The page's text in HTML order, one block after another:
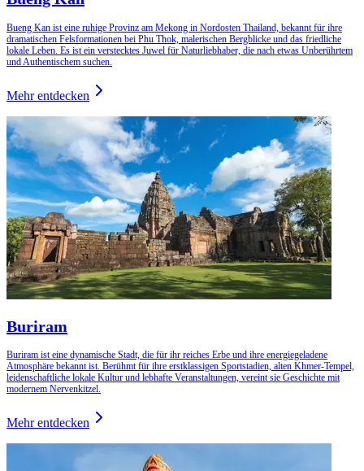
Bueng Kan ist eine ruhige Provinz am Mekong in Nordosten Thailand, bekannt für ihre
dramatischen Felsformationen bei Phu Thok, malerischen Bergblicke und das friedliche
lokale Leben. Es ist ein verstecktes Juwel für Naturliebhaber, die nach etwas Unberührtem
und Authentischem suchen.
Mehr entdecken
Buriram
Buriram ist eine dynamische Stadt, die für ihr reiches Erbe und ihre energiegeladene
Atmosphäre bekannt ist. Berühmt für ihre erstklassigen Sportstadien, alten Khmer-Tempel,
leidenschaftliche lokale Kultur und lebhafte Veranstaltungen, vereint sie Geschichte mit
modernem Nervenkitzel.
Mehr entdecken